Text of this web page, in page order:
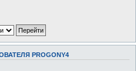
PROGONY4